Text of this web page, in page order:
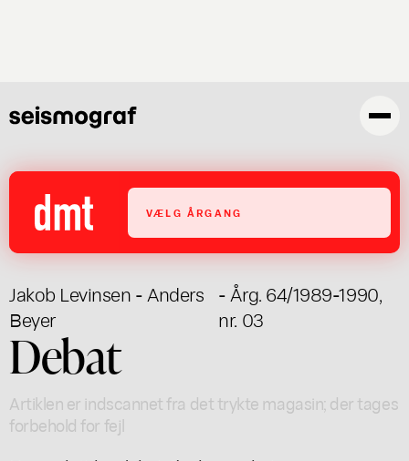
VÆLG ÅRGANG
Jakob Levinsen - Anders
Beyer
- Årg. 64/1989-1990,
nr. 03
Debat
Artiklen er indscannet fra det trykte magasin; der tages
forbehold for fejl